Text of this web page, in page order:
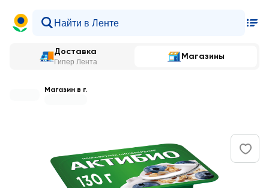
Доставка
Гипер Лента
Магазины
Магазин в г.